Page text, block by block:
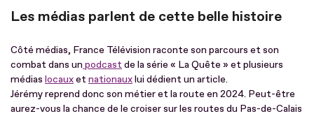
Les médias parlent de cette belle histoire
Côté médias, France Télévision raconte son parcours et son
combat dans un podcastde la série « La Quête » et plusieurs
médias locauxetnationauxlui dédient un article.
Jérémy reprend donc son métier et la route en 2024. Peut-être
aurez-vous la chance de le croiser sur les routes du Pas-de-Calais